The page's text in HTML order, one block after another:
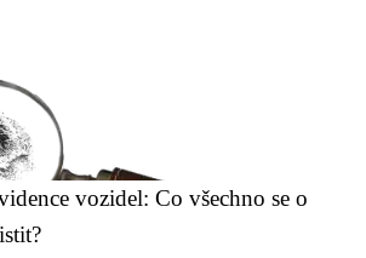
vozidel: Co všechno se o